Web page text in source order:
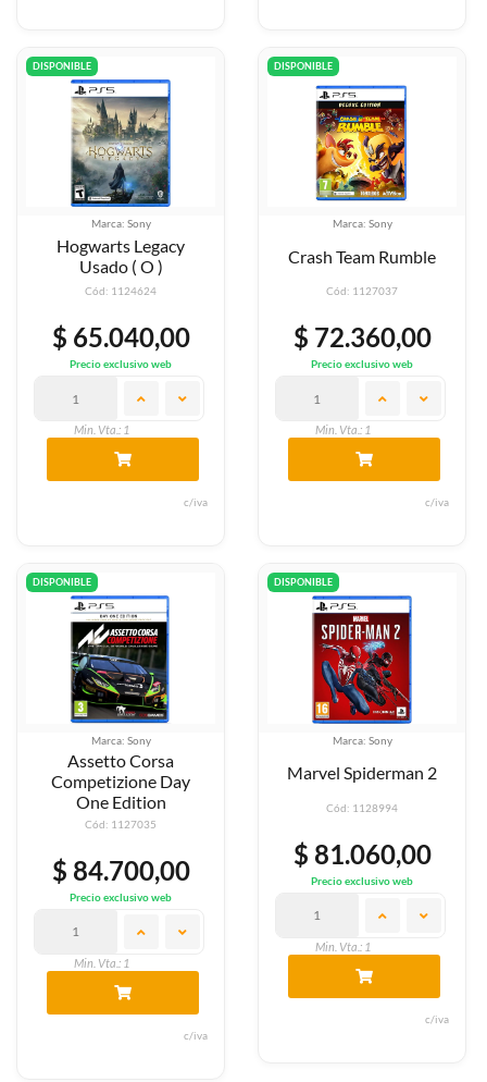
DISPONIBLE
Marca: Sony
Hogwarts Legacy
Usado ( O )
Cód: 1124624
$ 65.040,00
Precio exclusivo web
Min. Vta.: 1
c/iva
DISPONIBLE
Marca: Sony
Crash Team Rumble
Cód: 1127037
$ 72.360,00
Precio exclusivo web
Min. Vta.: 1
c/iva
DISPONIBLE
Marca: Sony
Assetto Corsa
Competizione Day
One Edition
Cód: 1127035
$ 84.700,00
Precio exclusivo web
Min. Vta.: 1
c/iva
DISPONIBLE
Marca: Sony
Marvel Spiderman 2
Cód: 1128994
$ 81.060,00
Precio exclusivo web
Min. Vta.: 1
c/iva